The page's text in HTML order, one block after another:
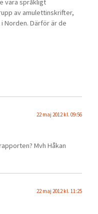
vara språkligt
av amulettinskrifter,
Norden. Därför är de
22 maj 2012 kl. 09:56
Mvh Håkan
22 maj 2012 kl. 11:25